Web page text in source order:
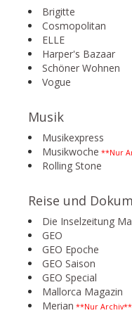
Brigitte
Cosmopolitan
ELLE
Harper's Bazaar
Schöner Wohnen
Vogue
Musik
Musikexpress
Musikwoche **Nur
Rolling Stone
Reise und
Die Inselzeitung
GEO
GEO Epoche
GEO Saison
GEO Special
Mallorca Magazin
Merian **Nur Archiv**